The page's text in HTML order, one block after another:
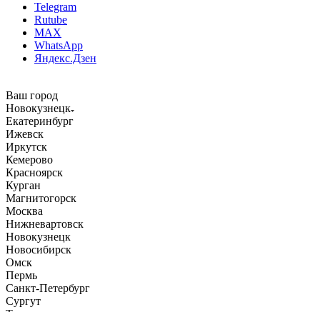
Telegram
Rutube
MAX
WhatsApp
Яндекс.Дзен
Ваш город
Новокузнецк
Екатеринбург
Ижевск
Иркутск
Кемерово
Красноярск
Курган
Магнитогорск
Москва
Нижневартовск
Новокузнецк
Новосибирск
Омск
Пермь
Санкт-Петербург
Сургут